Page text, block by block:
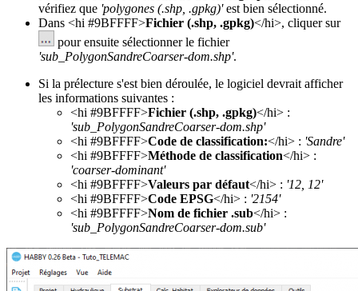
vérifiez que 'polygones (.shp, .gpkg)'est bien sélectionné.
Dans <hi #9BFFFF>Fichier (.shp, .gpkg)</hi>, cliquer sur
pour ensuite sélectionner le fichier
'sub_PolygonSandreCoarser-dom.shp'.
Si la prélecture s'est bien déroulée, le logiciel devrait afficher
les informations suivantes :
<hi #9BFFFF>Fichier (.shp, .gpkg)</hi> :
'sub_PolygonSandreCoarser-dom.shp'
<hi #9BFFFF>Code de classification:</hi> : 'Sandre'
<hi #9BFFFF>Méthode de classification</hi> :
'coarser-dominant'
<hi #9BFFFF>Valeurs par défaut</hi> : '12, 12'
<hi #9BFFFF>Code EPSG</hi> : '2154'
<hi #9BFFFF>Nom de fichier .sub</hi> :
'sub_PolygonSandreCoarser-dom.sub'